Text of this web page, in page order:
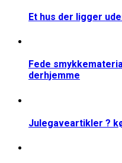
Et hus der ligger
Fede
derhjemme
Julegaveartikler ?